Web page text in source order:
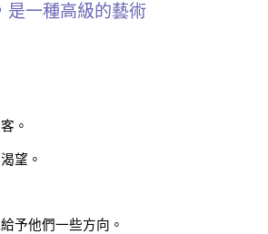
是一種高級的藝術
。
望。
予他們一些方向。